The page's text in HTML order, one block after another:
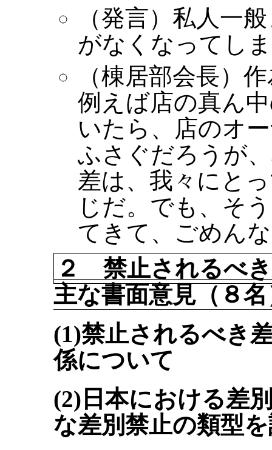
（発言）私人一
がなくなってし
（棟居部会長）
例えば店の真ん
いたら、店のオ
ふさぐだろうが
差は、我々にと
じだ。でも、そ
てきて、ごめん
２ 禁止されるべ
主な書面意見（８
(1)禁止されるべき
係について
(2)日本における差
な差別禁止の類型